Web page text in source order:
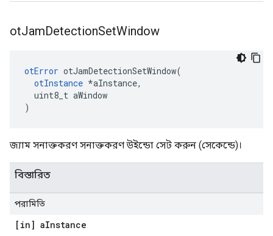
otJamDetectionSetWindow
otError otJamDetectionSetWindow(
otInstance *aInstance,
uint8_t aWindow
)
জ্যাম সনাক্তকরণ সনাক্তকরণ উইন্ডো সেট করুন (সেকেন্ডে)।
বিস্তারিত
পরামিতি
[in] aInstance